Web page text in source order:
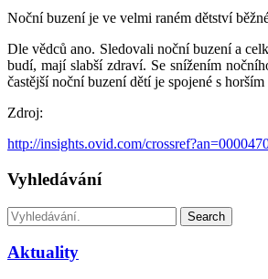
Noční buzení je ve velmi raném dětství
Dle vědců ano. Sledovali noční buzení a
budí, mají slabší zdraví. Se snížením
častější noční buzení dětí je spojené s
Zdroj:
http://insights.ovid.com/
Vyhledávání
Search
Aktuality